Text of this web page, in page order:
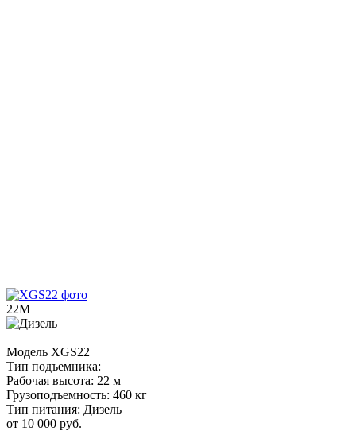
22М
Модель XGS22
Тип подъемника:
Рабочая высота: 22 м
Грузоподъемность: 460 кг
Тип питания: Дизель
от 10 000 руб.